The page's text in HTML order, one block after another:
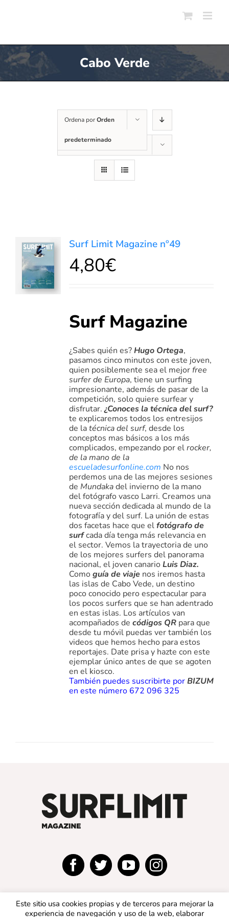
Cabo Verde
Ordena porOrden
predeterminado
Mostrar
DETALLES
Surf Limit Magazine nº49
4,80€
Surf Magazine
¿Sabes quién es?Hugo Ortega,
pasamos cinco minutos con este joven,
quien posiblemente sea el mejorfree
surfer de Europa, tiene un surfing
impresionante, además de pasar de la
competición, solo quiere surfear y
disfrutar.¿Conoces la técnica del surf?
te explicaremos todos los entresijos
de latécnica del surf, desde los
conceptos mas básicos a los más
complicados, empezando por elrocker,
de la mano de la
escueladesurfonline.com No nos
perdemos una de las mejores sesiones
de Mundakadel invierno de la mano
del fotógrafo vasco Larri. Creamos una
nueva sección dedicada al mundo de la
fotografía y del surf. La unión de estas
dos facetas hace que elfotógrafo de
surfcada día tenga más relevancia en
el sector. Vemos la trayectoria de uno
de los mejores surfers del panorama
nacional, el joven canarioLuis Diaz.
Comoguía de viajenos iremos hasta
las islas de Cabo Vede, un destino
poco conocido pero espectacular para
los pocos surfers que se han adentrado
en estas islas. Los artículos van
acompañados de códigos QR para que
desde tu móvil puedas ver también los
videos que hemos hecho para estos
reportajes. Date prisa y hazte con este
ejemplar único antes de que se agoten
en el kiosco.
También puedes suscribirte porBIZUM
en este número 672 096 325
Este sitio usa cookies propias y de terceros para mejorar la
experiencia de navegación y uso de la web, elaborar